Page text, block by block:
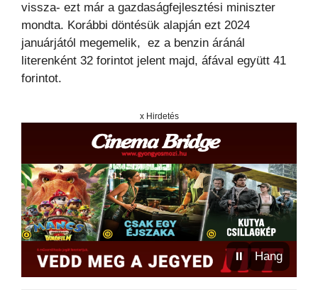
vissza- ezt már a gazdaságfejlesztési miniszter
mondta. Korábbi döntésük alapján ezt 2024
januárjától megemelik, ez a benzin áránál
literenként 32 forintot jelent majd, áfával együtt 41
forintot.
x Hirdetés
⏸ Hang